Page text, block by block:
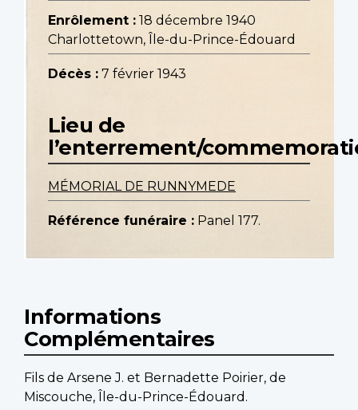
Enrôlement : 18 décembre 1940
Charlottetown, Île-du-Prince-Édouard
Décès : 7 février 1943
Lieu de
l’enterrement/
MÉMORIAL DE RUNNYMEDE
Référence funéraire : Panel 177.
Informations
Complémentaires
Fils de Arsene J. et Bernadette Poirier, de
Miscouche, Île-du-Prince-Édouard.